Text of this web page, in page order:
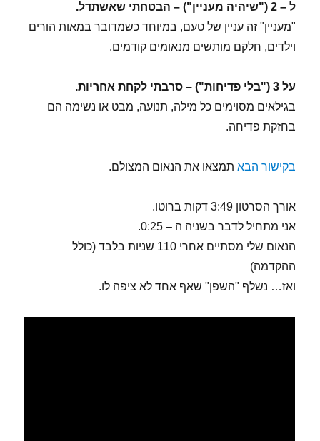
ל – 2 ("שיהיה מעניין") – הבטחתי שאשתדל.
"מעניין" זה עניין של טעם, במיוחד כשמדובר במאות הורים
וילדים, חלקם מותשים מנאומים קודמים.
על 3 ("בלי פדיחות") – סרבתי לקחת אחריות.
בגילאים מסוימים כל מילה, תנועה, מבט או נשימה הם
בחזקת פדיחה.
בקישור הבא תמצאו את הנאום המצולם.
אורך הסרטון 3:49 דקות ברוטו.
אני מתחיל לדבר בשניה ה – 0:25.
הנאום שלי מסתיים אחרי 110 שניות בלבד (כולל
ההקדמה)
ואז… נשלף "השפן" שאף אחד לא ציפה לו.